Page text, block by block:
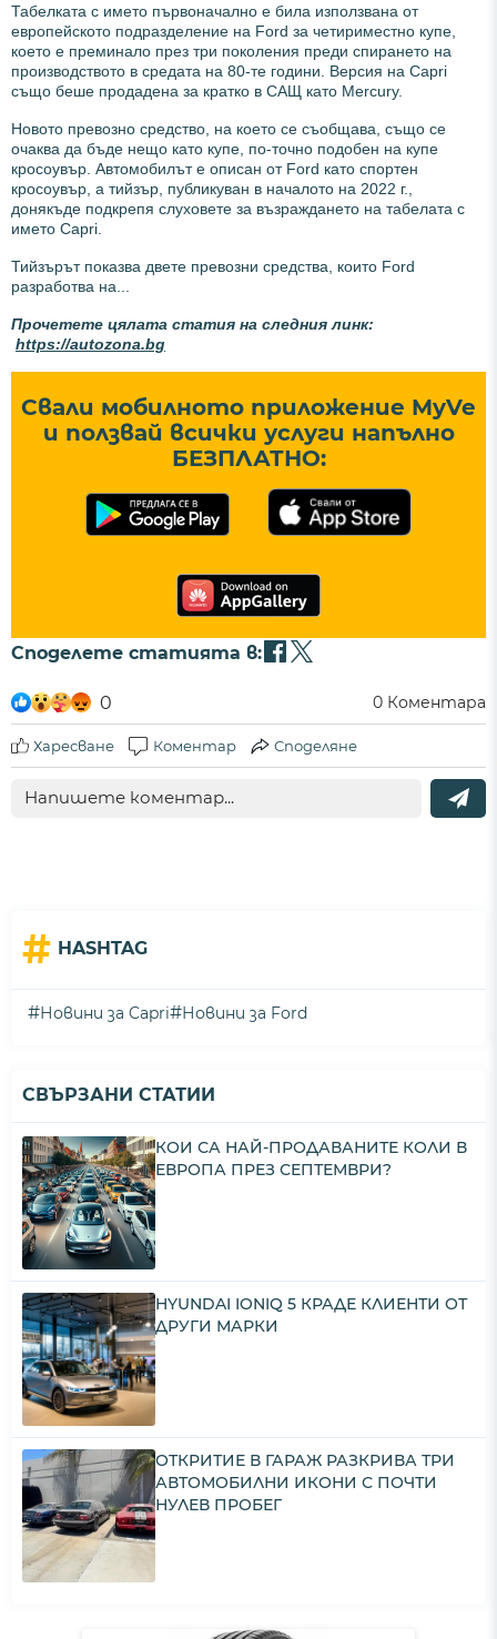
Табелката с името първоначално е била използвана от
европейското подразделение на Ford за четириместно купе,
което е преминало през три поколения преди спирането на
производството в средата на 80-те години. Версия на Capri
също беше продадена за кратко в САЩ като Mercury.
Новото превозно средство, на което се съобщава, също се
очаква да бъде нещо като купе, по-точно подобен на купе
кросоувър. Автомобилът е описан от Ford като спортен
кросоувър, а тийзър, публикуван в началото на 2022 г.,
донякъде подкрепя слуховете за възраждането на табелата с
името Capri.
Тийзърът показва двете превозни средства, които Ford
разработва на...
Прочетете цялата статия на следния линк:
https://autozona.bg
Свали мобилното приложение MyVe
и ползвай всички услуги напълно
БЕЗПЛАТНО:
Споделете статията в:
0 0 Коментара
Харесване Коментар Споделяне
# HASHTAG
#Новини за Capri#Новини за Ford
СВЪРЗАНИ СТАТИИ
КОИ СА НАЙ-ПРОДАВАНИТЕ КОЛИ В
ЕВРОПА ПРЕЗ СЕПТЕМВРИ?
HYUNDAI IONIQ 5 КРАДЕ КЛИЕНТИ ОТ
ДРУГИ МАРКИ
ОТКРИТИЕ В ГАРАЖ РАЗКРИВА ТРИ
АВТОМОБИЛНИ ИКОНИ С ПОЧТИ
НУЛЕВ ПРОБЕГ